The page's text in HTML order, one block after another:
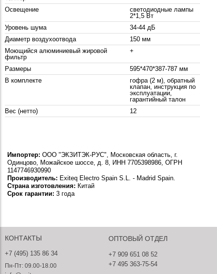
Освещение
светодиодные лампы
2*1,5 Вт
Уровень шума
34-44 дБ
Диаметр воздухоотвода
150 мм
Моющийся алюминиевый жировой
фильтр
+
Размеры
595*470*387-787 мм
В комплекте
гофра (2 м), обратный
клапан, инструкция по
эксплуатации,
гарантийный талон
Вес (нетто)
12
Импортер: ООО "ЭКЗИТЭК-РУС", Московская область, г.
Одинцово, Можайское шоссе, д. 8, ИНН 7705398986, ОГРН
1147746930990
Производитель: Exiteq Electro Spain S.L. - Madrid Spain.
Страна изготовления: Китай
Срок гарантии: 3 года
КОНТАКТЫ
+7 (495) 135 86 34
Пн-Пт: 09.00-18.00
ОПТОВЫЙ ОТДЕЛ
+7 909 651 08 52
+7 495 363-75-54